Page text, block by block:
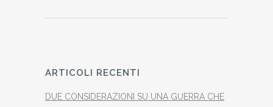
ARTICOLI RECENTI
DUE CONSIDERAZIONI SU UNA GUERRA CHE